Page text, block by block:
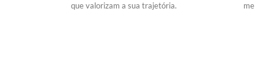
que valorizam a sua trajetória.